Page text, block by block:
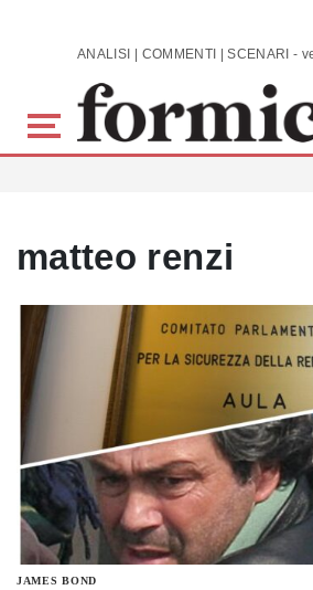
Skip to main content
matteo renzi
JAMES BOND